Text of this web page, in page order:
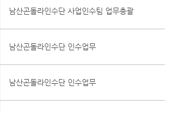
남산곤돌라인수단 사업인수팀 업무총괄
남산곤돌라인수단 인수업무
남산곤돌라인수단 인수업무